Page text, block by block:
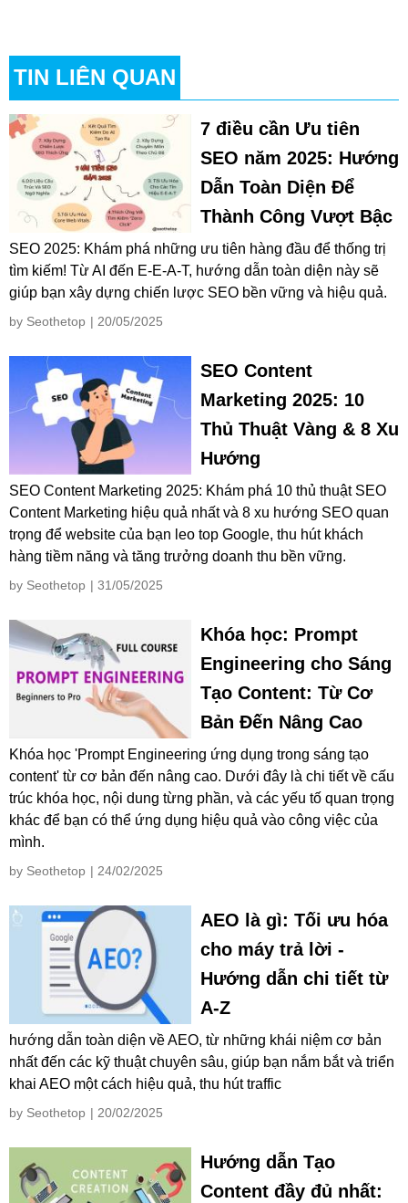
TIN LIÊN QUAN
7 điều cần Ưu tiên
SEO năm 2025: Hướng
Dẫn Toàn Diện Để
Thành Công Vượt Bậc
SEO 2025: Khám phá những ưu tiên hàng đầu để thống trị
tìm kiếm! Từ AI đến E-E-A-T, hướng dẫn toàn diện này sẽ
giúp bạn xây dựng chiến lược SEO bền vững và hiệu quả.
by Seothetop | 20/05/2025
SEO Content
Marketing 2025: 10
Thủ Thuật Vàng & 8 Xu
Hướng
SEO Content Marketing 2025: Khám phá 10 thủ thuật SEO
Content Marketing hiệu quả nhất và 8 xu hướng SEO quan
trọng để website của bạn leo top Google, thu hút khách
hàng tiềm năng và tăng trưởng doanh thu bền vững.
by Seothetop | 31/05/2025
Khóa học: Prompt
Engineering cho Sáng
Tạo Content: Từ Cơ
Bản Đến Nâng Cao
Khóa học 'Prompt Engineering ứng dụng trong sáng tạo
content' từ cơ bản đến nâng cao. Dưới đây là chi tiết về cấu
trúc khóa học, nội dung từng phần, và các yếu tố quan trọng
khác để bạn có thể ứng dụng hiệu quả vào công việc của
mình.
by Seothetop | 24/02/2025
AEO là gì: Tối ưu hóa
cho máy trả lời -
Hướng dẫn chi tiết từ
A-Z
hướng dẫn toàn diện về AEO, từ những khái niệm cơ bản
nhất đến các kỹ thuật chuyên sâu, giúp bạn nắm bắt và triển
khai AEO một cách hiệu quả, thu hút traffic
by Seothetop | 20/02/2025
Hướng dẫn Tạo
Content đầy đủ nhất: